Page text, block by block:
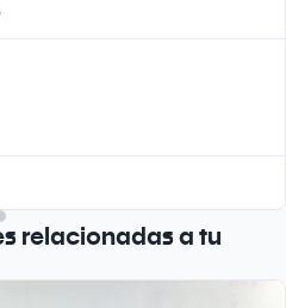
relacionadas a tu